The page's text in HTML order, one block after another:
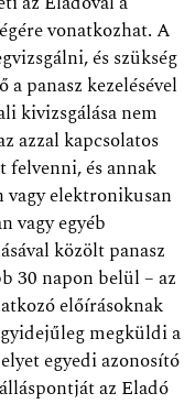
vonatkozhat. A
és szükség
panasz kezelésével
kivizsgálása nem
azzal kapcsolatos
felvenni, és annak
vagy elektronikusan
vagy egyéb
közölt panasz
30 napon belül – az
előírásoknak
megküldi a
egyedi azonosító
az Eladó